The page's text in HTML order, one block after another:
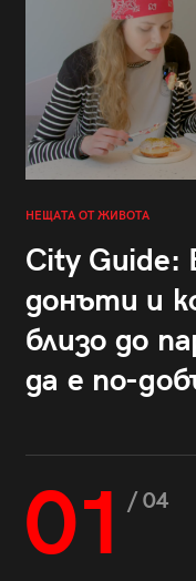
НЕЩАТА ОТ ЖИВОТА
City Guide:
донъти и
близо до
да е по-
01 / 04